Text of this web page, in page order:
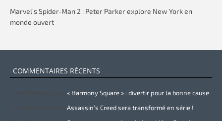
Marvel’s Spider-Man 2 : Peter Parker explore New York en
monde ouvert
COMMENTAIRES RÉCENTS
« Harmony Square » : divertir pour la bonne cause
Assassin’s Creed sera transformé en série !